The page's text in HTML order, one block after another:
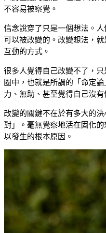
不容易被察覺。
信念說穿了只是一個想法。
可以被改變的。改變想法，
互動的方式。
很多人覺得自己改變不了，
圈中，也就是所謂的「命定
力、無助、甚至覺得自己沒有
改變的關鍵不在於有多大的
對」。毫無覺察地活在固化
以發生的根本原因。